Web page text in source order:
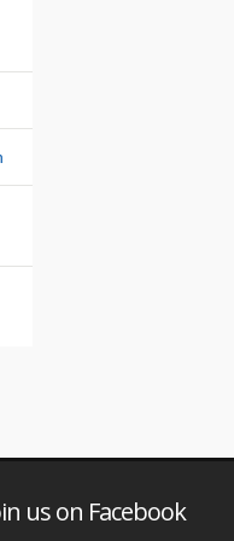
us on Facebook